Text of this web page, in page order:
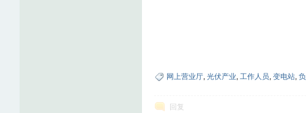
网上营业厅, 光伏产业, 工作人员, 变电站,
回复